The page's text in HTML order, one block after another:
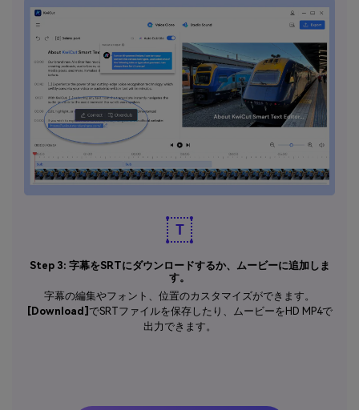
Step 3: 字幕をSRTにダウンロードするか、ムービーに追加しま
す。
字幕の編集やフォント、位置のカスタマイズができます。
[Download] でSRTファイルを保存したり、ムービーをHD MP4で
出力できます。